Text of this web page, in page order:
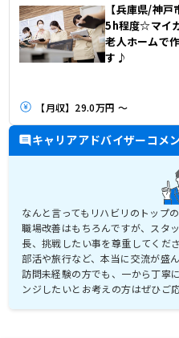
【兵庫県/神
5h程度☆マイ
老人ホームで
す♪
【月収】29.0万円 ～
キャリアアドバイザーコメ
なんと言ってもリハビリのトップ
職場改善はもちろんですが、スタ
長、挑戦したい事を尊重してくださ
部活や旅行など、本当に交流が盛
訪問未経験の方でも、一から丁寧
ンジしたいとお考えの方はぜひご